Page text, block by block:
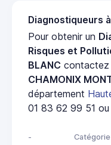
Diagnostiqueurs
Pour obtenir un
Risques et
BLANC contactez
CHAMONIX
département
01 83 62 99 51 ou
- Catégorie